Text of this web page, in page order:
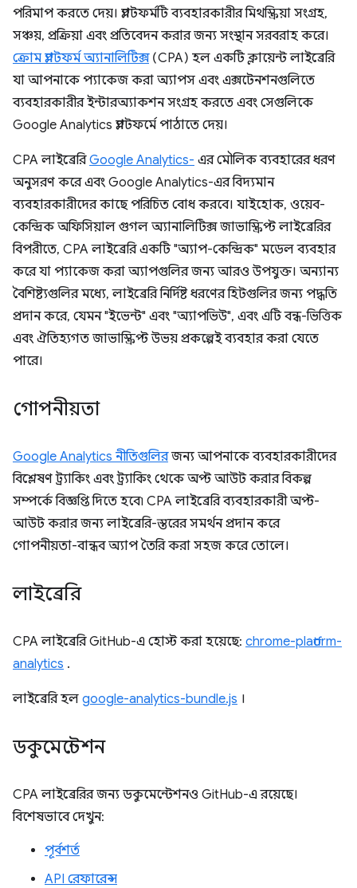
পরিমাপ করতে দেয়। প্ল্যাটফর্মটি ব্যবহারকারীর মিথস্ক্রিয়া সংগ্রহ,
সঞ্চয়, প্রক্রিয়া এবং প্রতিবেদন করার জন্য সংস্থান সরবরাহ করে।
ক্রোম প্ল্যাটফর্ম অ্যানালিটিক্স(CPA) হল একটি ক্লায়েন্ট লাইব্রেরি
যা আপনাকে প্যাকেজ করা অ্যাপস এবং এক্সটেনশনগুলিতে
ব্যবহারকারীর ইন্টারঅ্যাকশন সংগ্রহ করতে এবং সেগুলিকে
Google Analytics প্ল্যাটফর্মে পাঠাতে দেয়।
CPA লাইব্রেরিGoogle Analytics- এর মৌলিক ব্যবহারের ধরণ
অনুসরণ করে এবং Google Analytics-এর বিদ্যমান
ব্যবহারকারীদের কাছে পরিচিত বোধ করবে। যাইহোক, ওয়েব-
কেন্দ্রিক অফিসিয়াল গুগল অ্যানালিটিক্স জাভাস্ক্রিপ্ট লাইব্রেরির
বিপরীতে, CPA লাইব্রেরি একটি "অ্যাপ-কেন্দ্রিক" মডেল ব্যবহার
করে যা প্যাকেজ করা অ্যাপগুলির জন্য আরও উপযুক্ত। অন্যান্য
বৈশিষ্ট্যগুলির মধ্যে, লাইব্রেরি নির্দিষ্ট ধরণের হিটগুলির জন্য পদ্ধতি
প্রদান করে, যেমন "ইভেন্ট" এবং "অ্যাপভিউ", এবং এটি বন্ধ-ভিত্তিক
এবং ঐতিহ্যগত জাভাস্ক্রিপ্ট উভয় প্রকল্পেই ব্যবহার করা যেতে
পারে।
গোপনীয়তা
Google Analytics নীতিগুলিরজন্য আপনাকে ব্যবহারকারীদের
বিশ্লেষণ ট্র্যাকিং এবং ট্র্যাকিং থেকে অপ্ট আউট করার বিকল্প
সম্পর্কে বিজ্ঞপ্তি দিতে হবে৷ CPA লাইব্রেরি ব্যবহারকারী অপ্ট-
আউট করার জন্য লাইব্রেরি-স্তরের সমর্থন প্রদান করে
গোপনীয়তা-বান্ধব অ্যাপ তৈরি করা সহজ করে তোলে।
লাইব্রেরি
CPA লাইব্রেরি GitHub-এ হোস্ট করা হয়েছে: chrome-platform-
analytics .
লাইব্রেরি হল google-analytics-bundle.js ।
ডকুমেন্টেশন
CPA লাইব্রেরির জন্য ডকুমেন্টেশনও GitHub-এ রয়েছে।
বিশেষভাবে দেখুন:
পূর্বশর্ত
API রেফারেন্স